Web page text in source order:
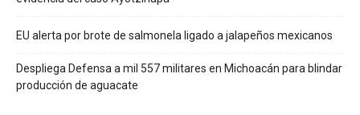
EU alerta por brote de salmonela ligado a jalapeños mexicanos
Despliega Defensa a mil 557 militares en Michoacán para blindar
producción de aguacate